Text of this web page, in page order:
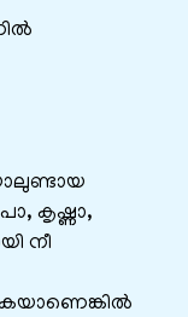
കൃഷ്ണാ,
നീ